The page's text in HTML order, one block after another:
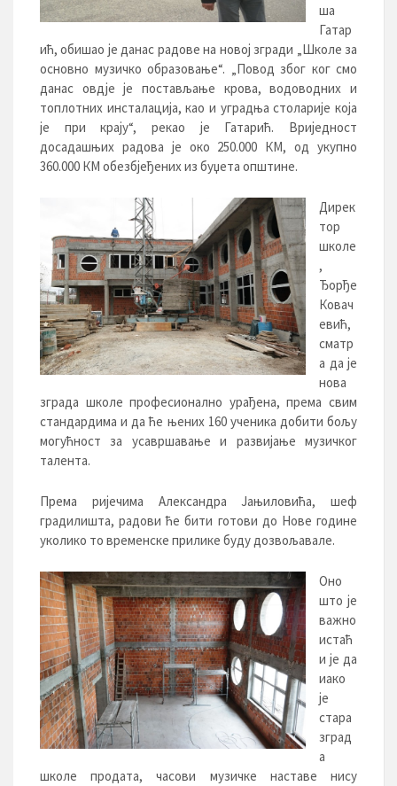
ша
Гатар
ић, обишао је данас радове на новој згради „Школе за
основно музичко образовање“. „Повод због ког смо
данас овдје је постављање крова, водоводних и
топлотних инсталација, као и уградња столарије која
је при крају“, рекао је Гатарић. Вриједност
досадашњих радова је око 250.000 КМ, од укупно
360.000 КМ обезбјеђених из буџета општине.
Дирек
тор
школе
,
Ђорђе
Ковач
евић,
сматр
а да је
нова
зграда школе професионално урађена, према свим
стандардима и да ће њених 160 ученика добити бољу
могућност за усавршавање и развијање музичког
талента.
Према ријечима Александра Јањиловића, шеф
градилишта, радови ће бити готови до Нове године
уколико то временске прилике буду дозвољавале.
Оно
што је
важно
истаћ
и је да
иако
је
стара
зград
а
школе продата, часови музичке наставе нису